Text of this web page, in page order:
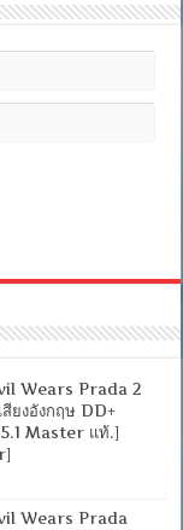
เนชั่น
[Sound
5.1]
Wears Prada 2
ยงอังกฤษ DD+
Master แท้.]
Wears Prada